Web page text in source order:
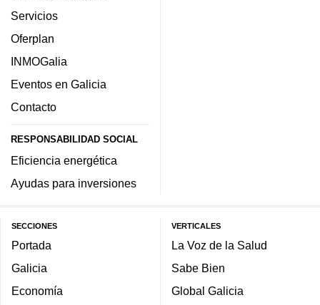
Servicios
Oferplan
INMOGalia
Eventos en Galicia
Contacto
RESPONSABILIDAD SOCIAL
Eficiencia energética
Ayudas para inversiones
SECCIONES
Portada
Galicia
Economía
VERTICALES
La Voz de la Salud
Sabe Bien
Global Galicia